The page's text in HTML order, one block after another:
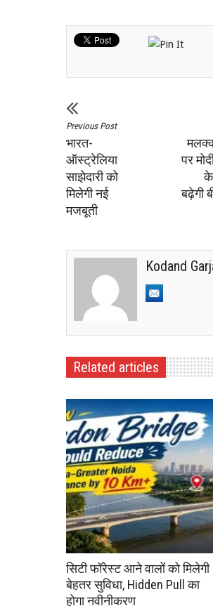
Previous Post
भारत-
ऑस्ट्रेलिया
साझेदारी को
मिलेगी नई
मजबूती
पर
बढ़ेगी
Kodand
Related articles
सिटी फॉरेस्ट आने वालों को मिलेगी
बेहतर सुविधा, Hidden Pull का
होगा नवीनीकरण